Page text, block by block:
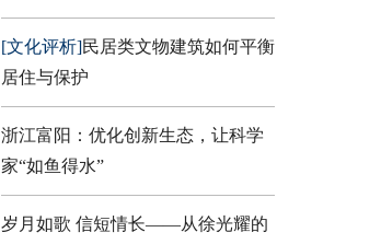
[文化评析]民居类文物建筑如何平衡
居住与保护
浙江富阳：优化创新生态，让科学
家“如鱼得水”
岁月如歌 信短情长——从徐光耀的